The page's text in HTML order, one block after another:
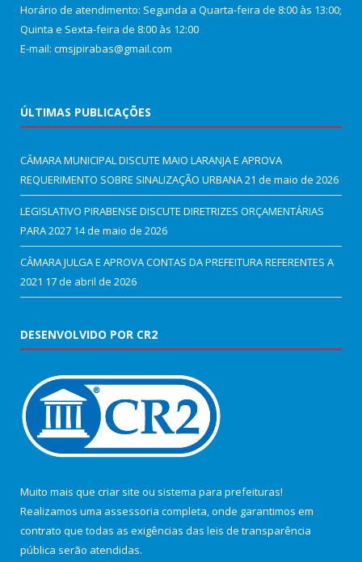
Horário de atendimento: Segunda a Quarta-feira de 8:00 às 13:00;
Quinta e Sexta-feira de 8:00 às 12:00
E-mail: cmsjpirabas@gmail.com
ÚLTIMAS PUBLICAÇÕES
CÂMARA MUNICIPAL DISCUTE MAIO LARANJA E APROVA
REQUERIMENTO SOBRE SINALIZAÇÃO URBANA21 de maio de 2026
LEGISLATIVO PIRABENSE DISCUTE DIRETRIZES ORÇAMENTÁRIAS
PARA 2027 14 de maio de 2026
CÂMARA JULGA E APROVA CONTAS DA PREFEITURA REFERENTES A
2021 17 de abril de 2026
DESENVOLVIDO POR CR2
Muito mais que criar site ou sistema para prefeituras!
Realizamos uma assessoria completa, onde garantimos em
contrato que todas as exigências das leis de transparência
pública serão atendidas.